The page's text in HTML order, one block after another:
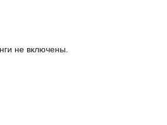
не включены.